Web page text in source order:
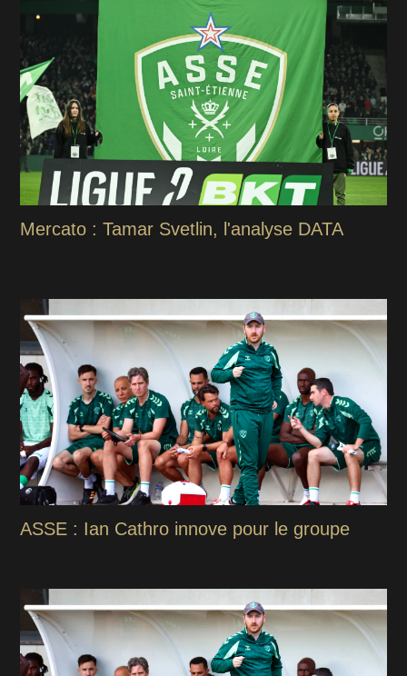
Mercato : Tamar Svetlin, l'analyse DATA
ASSE : Ian Cathro innove pour le groupe